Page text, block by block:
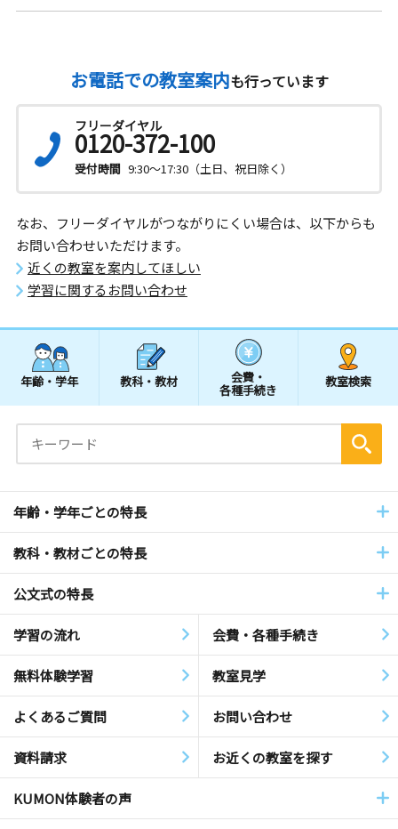
お電話での教室案内も行っています
フリーダイヤル
0120-372-100
受付時間 9:30～17:30（土日、祝日除く）
なお、フリーダイヤルがつながりにくい場合は、以下からも
お問い合わせいただけます。
近くの教室を案内してほしい
学習に関するお問い合わせ
年齢・学年 教科・教材 会費・
各種手続き
教室検索
年齢・学年ごとの特長
教科・教材ごとの特長
公文式の特長
学習の流れ 会費・各種手続き
無料体験学習 教室見学
よくあるご質問 お問い合わせ
資料請求 お近くの教室を探す
KUMON体験者の声